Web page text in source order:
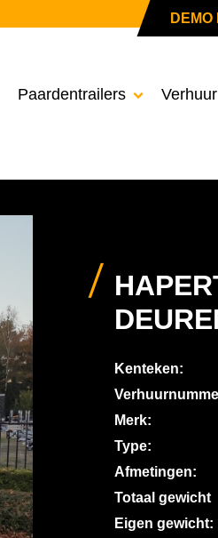
DEMO
Paardentrailers  Verhuur
Kenteken:
Merk:
Type:
Afmetingen:
Totaal gewicht
Eigen gewicht: